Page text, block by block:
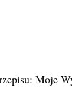
Moje